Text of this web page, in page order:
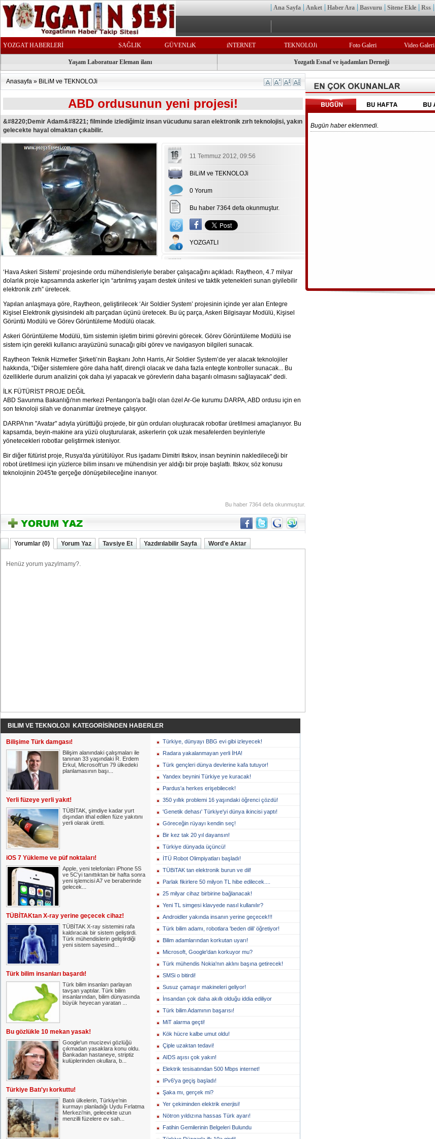
Rss
Sitene Ekle
Basvuru
Haber Ara
Anket
Ana Sayfa
YOZGAT HABERLERİ SAĞLIK GÜVENLiK iNTERNET TEKNOLOJi Foto Galeri Video Galeri
Yaşam Laboratuar Eleman ilanı Yozgatlı Esnaf ve işadamları Derneği
Anasayfa » BiLiM ve TEKNOLOJi
ABD ordusunun yeni projesi!
&#8220;Demir Adam&#8221; filminde izlediğimiz insan vücudunu saran elektronik zırh teknolojisi, yakın
gelecekte hayal olmaktan çıkabilir.
11 Temmuz 2012, 09:56
BiLiM ve TEKNOLOJi
0 Yorum
Bu haber 7364 defa okunmuştur.
YOZGATLI
‘Hava Askeri Sistemi’ projesinde ordu mühendisleriyle beraber çalışacağını açıkladı. Raytheon, 4.7 milyar
dolarlık proje kapsamında askerler için “artırılmış yaşam destek ünitesi ve taktik yetenekleri sunan giyilebilir
elektronik zırh” üretecek.
Yapılan anlaşmaya göre, Raytheon, geliştirilecek ‘Air Soldier System’ projesinin içinde yer alan Entegre
Kişisel Elektronik giysisindeki altı parçadan üçünü üretecek. Bu üç parça, Askeri Bilgisayar Modülü, Kişisel
Görüntü Modülü ve Görev Görüntüleme Modülü olacak.
Askeri Görüntüleme Modülü, tüm sistemin işletim birimi görevini görecek. Görev Görüntüleme Modülü ise
sistem için gerekli kullanıcı arayüzünü sunacağı gibi görev ve navigasyon bilgileri sunacak.
Raytheon Teknik Hizmetler Şirketi’nin Başkanı John Harris, Air Soldier System’de yer alacak teknolojiler
hakkında, “Diğer sistemlere göre daha hafif, dirençli olacak ve daha fazla entegte kontroller sunacak... Bu
özelliklerle durum analizini çok daha iyi yapacak ve görevlerin daha başarılı olmasını sağlayacak” dedi.
İLK FÜTÜRİST PROJE DEĞİL
ABD Savunma Bakanlığı'nın merkezi Pentangon'a bağlı olan özel Ar-Ge kurumu DARPA, ABD ordusu için en
son teknoloji silah ve donanımlar üretmeye çalışıyor.
DARPA'nın "Avatar" adıyla yürüttüğü projede, bir gün orduları oluşturacak robotlar üretilmesi amaçlanıyor. Bu
kapsamda, beyin-makine ara yüzü oluşturularak, askerlerin çok uzak mesafelerden beyinleriyle
yönetecekleri robotlar geliştirmek isteniyor.
Bir diğer fütürist proje, Rusya'da yürütülüyor. Rus işadamı Dimitri Itskov, insan beyninin nakledileceği bir
robot üretilmesi için yüzlerce bilim insanı ve mühendisin yer aldığı bir proje başlattı. Itskov, söz konusu
teknolojinin 2045'te gerçeğe dönüşebileceğine inanıyor.
Bu haber 7364 defa okunmuştur.
Yorumlar (0) Yorum Yaz Tavsiye Et Yazdırılabilir Sayfa Word'e Aktar
BILIM VE TEKNOLOJI KATEGORİSİNDEN HABERLER
Bilişime Türk damgası!
Bilişim alanındaki çalışmaları ile
tanınan 33 yaşındaki R. Erdem
Erkul, Microsoft’un 79 ülkedeki
planlamasının başı...
Yerli füzeye yerli yakıt!
TÜBİTAK, şimdiye kadar yurt
dışından ithal edilen füze yakıtını
yerli olarak üretti.
iOS 7 Yükleme ve püf noktaları!
Apple, yeni telefonları iPhone 5S
ve 5C'yi tanıttıktan bir hafta sonra
yeni işlemcisi A7 ve beraberinde
gelecek...
TÜBİTAKtan X-ray yerine geçecek cihaz!
TÜBİTAK X-ray sistemini rafa
kaldıracak bir sistem geliştirdi.
Türk mühendislerin geliştirdiği
yeni sistem sayesind...
Türk bilim insanları başardı!
Türk bilim insanları parlayan
tavşan yaptılar. Türk bilim
insanlarından, bilim dünyasında
büyük heyecan yaratan ...
Bu gözlükle 10 mekan yasak!
Google'un mucizevi gözlüğü
çıkmadan yasaklara konu oldu.
Bankadan hastaneye, striptiz
kulüplerinden okullara, b...
Türkiye Batı'yı korkuttu!
Batılı ülkelerin, Türkiye’nin
kurmayı planladığı Uydu Fırlatma
Merkezi’nin, gelecekte uzun
menzilli füzelere ev sah...
Türkiye, dünyayı BBG evi gibi izleyecek!
Radara yakalanmayan yerli İHA!
Türk gençleri dünya devlerine kafa tutuyor!
Yandex beynini Türkiye ye kuracak!
Pardus'a herkes erişebilecek!
350 yıllık problemi 16 yaşındaki öğrenci çözdü!
'Genetik dehası' Türkiye'yi dünya ikincisi yaptı!
Göreceğin rüyayı kendin seç!
Bir kez tak 20 yıl dayansın!
Türkiye dünyada üçüncü!
İTÜ Robot Olimpiyatları başladı!
TÜBiTAK tan elektronik burun ve dil!
Parlak fikirlere 50 milyon TL hibe edilecek....
25 milyar cihaz birbirine bağlanacak!
Yeni TL simgesi klavyede nasıl kullanılır?
Androidler yakında insanın yerine geçecek!!!
Türk bilim adamı, robotlara 'beden dili' öğretiyor!
Bilim adamlarından korkutan uyarı!
Microsoft, Google'dan korkuyor mu?
Türk mühendis Nokia'nın aklını başına getirecek!
SMSi o bitirdi!
Susuz çamaşır makineleri geliyor!
İnsandan çok daha akıllı olduğu iddia ediliyor
Türk bilim Adamının başarısı!
MiT alarma geçti!
Kök hücre kalbe umut oldu!
Çiple uzaktan tedavi!
AIDS aşısı çok yakın!
Elektrik tesisatından 500 Mbps internet!
IPv6'ya geçiş başladı!
Şaka mı, gerçek mi?
Yer çekiminden elektrik enerjisi!
Nötron yıldızına hassas Türk ayarı!
Fatihin Gemilerinin Belgeleri Bulundu
Bugün haber eklenmedi.